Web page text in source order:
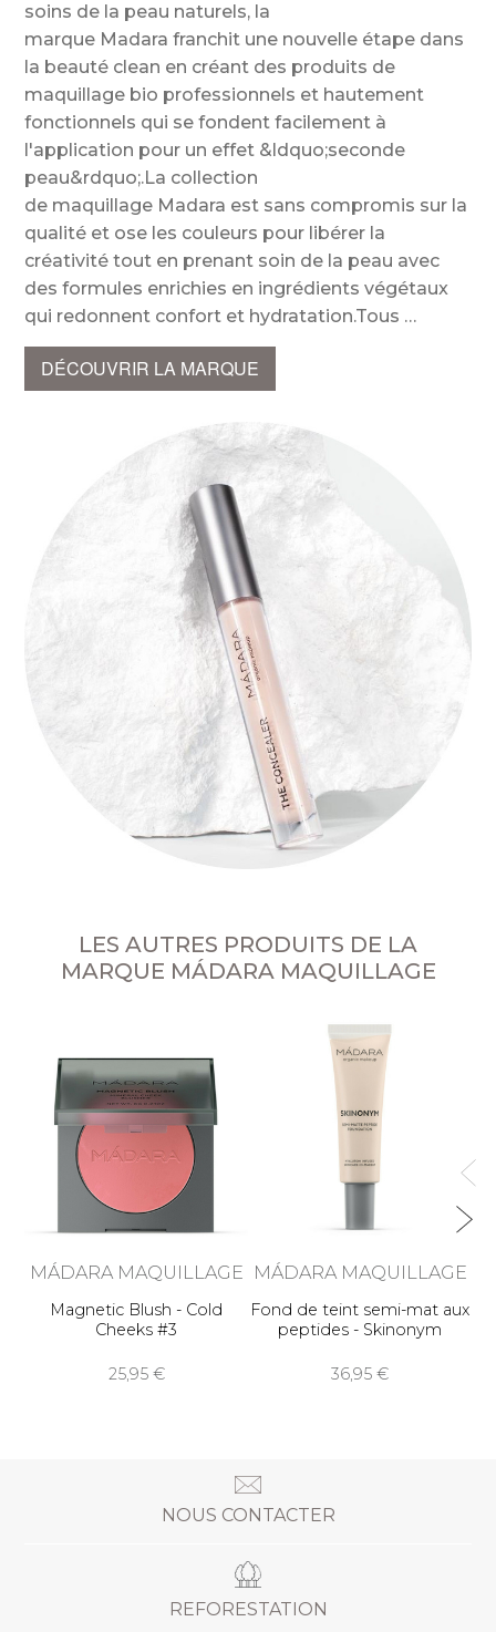
soins de la peau naturels, la
marque Madara franchit une nouvelle étape dans
la beauté clean en créant des produits de
maquillage bio professionnels et hautement
fonctionnels qui se fondent facilement à
l'application pour un effet &ldquo;seconde
peau&rdquo;.La collection
de maquillage Madara est sans compromis sur la
qualité et ose les couleurs pour libérer la
créativité tout en prenant soin de la peau avec
des formules enrichies en ingrédients végétaux
qui redonnent confort et hydratation.Tous
DÉCOUVRIR LA MARQUE
LES AUTRES PRODUITS DE LA
MARQUE MÁDARA MAQUILLAGE
MÁDARA MAQUILLAGE
Magnetic Blush - Cold
Cheeks #3
25,95
MÁDARA MAQUILLAGE
Fond de teint semi-mat aux
peptides - Skinonym
36,95
NOUS CONTACTER
REFORESTATION